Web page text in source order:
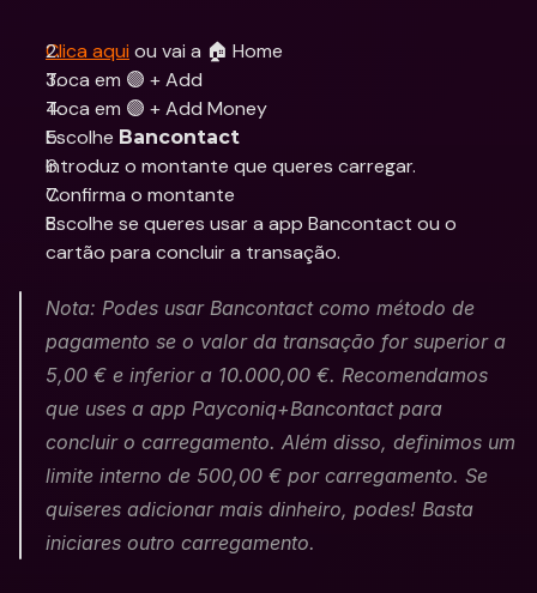
Clica aqui ou vai a 🏠 Home
Toca em 🟣 + Add
Toca em 🟣 + Add Money
Escolhe Bancontact
Introduz o montante que queres carregar.
Confirma o montante
Escolhe se queres usar a app Bancontact ou o
cartão para concluir a transação.
Nota: Podes usar Bancontact como método de
pagamento se o valor da transação for superior a
5,00 € e inferior a 10.000,00 €. Recomendamos
que uses a app Payconiq+Bancontact para
concluir o carregamento. Além disso, definimos um
limite interno de 500,00 € por carregamento. Se
quiseres adicionar mais dinheiro, podes! Basta
iniciares outro carregamento.